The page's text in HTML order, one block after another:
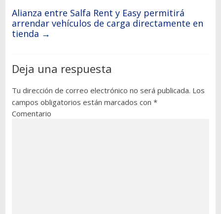
Alianza entre Salfa Rent y Easy permitirá
arrendar vehículos de carga directamente en
tienda →
Deja una respuesta
Tu dirección de correo electrónico no será publicada. Los
campos obligatorios están marcados con *
Comentario